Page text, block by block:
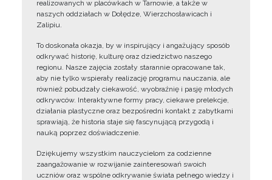
realizowanych w placówkach w Tarnowie, a także w
naszych oddziałach w Dołędze, Wierzchosławicach i
Zalipiu.
To doskonała okazja, by w inspirujący i angażujący sposób
odkrywać historię, kulturę oraz dziedzictwo naszego
regionu. Nasze zajęcia zostały starannie opracowane tak,
aby nie tylko wspierały realizację programu nauczania, ale
również pobudzały ciekawość, wyobraźnię i pasję młodych
odkrywców. Interaktywne formy pracy, ciekawe prelekcje,
działania plastyczne oraz bezpośredni kontakt z zabytkami
sprawiają, że historia staje się fascynującą przygodą i
nauką poprzez doświadczenie.
Dziękujemy wszystkim nauczycielom za codzienne
zaangażowanie w rozwijanie zainteresowań swoich
uczniów oraz wspólne odkrywanie świata pełnego wiedzy i